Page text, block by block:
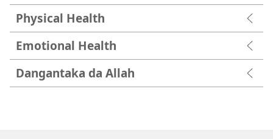
Physical Health
Emotional Health
Dangantaka da Allah